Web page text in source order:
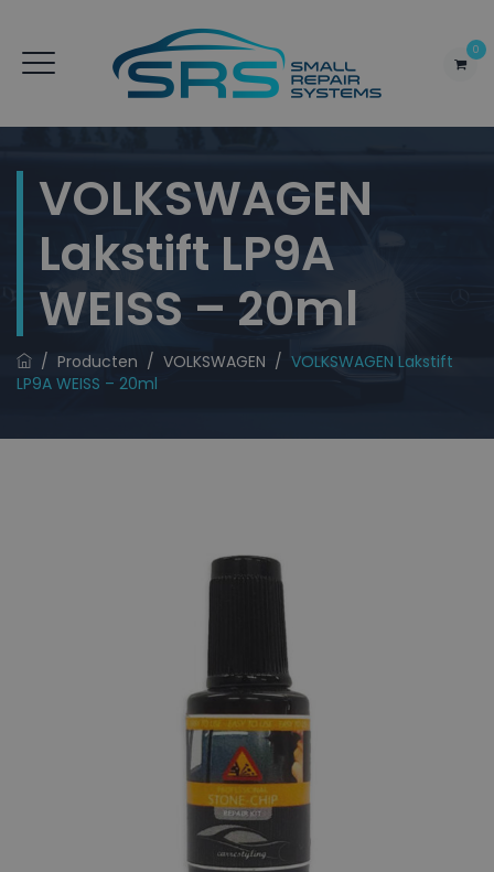
0
VOLKSWAGEN
Lakstift LP9A
WEISS – 20ml
/ Producten / VOLKSWAGEN / VOLKSWAGEN Lakstift
LP9A WEISS – 20ml